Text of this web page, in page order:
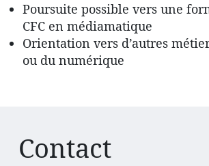
Poursuite possible vers une
CFC en médiamatique
Orientation vers d’autres
ou du numérique
Contact